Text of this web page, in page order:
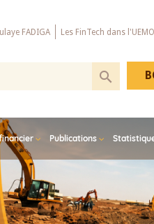
FADIGA Les FinTech dans
Publications